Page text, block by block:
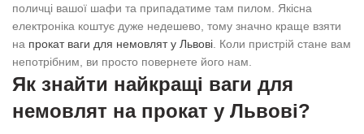
поличці вашої шафи та припадатиме там пилом. Якісна
електроніка коштує дуже недешево, тому значно краще взяти
на прокат ваги для немовлят у Львові . Коли пристрій стане вам
непотрібним, ви просто повернете його нам.
Як знайти найкращі ваги для
немовлят на прокат у Львові?